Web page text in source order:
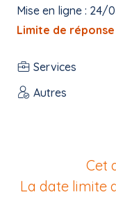
Mise en ligne : 24/
Limite de
Services
Autres
Cet
La date limite